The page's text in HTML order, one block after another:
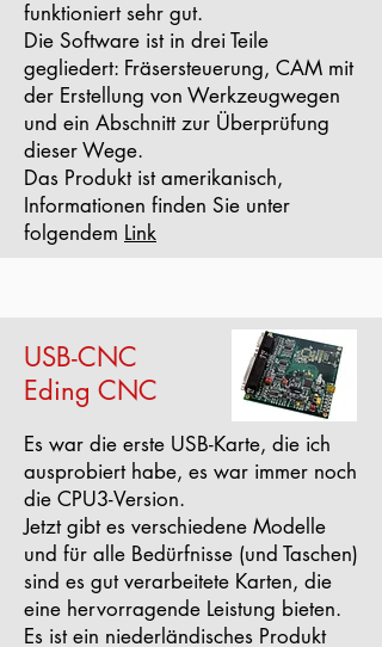
funktioniert sehr gut.
Die Software ist in drei Teile
gegliedert: Fräsersteuerung, CAM mit
der Erstellung von Werkzeugwegen
und ein Abschnitt zur Überprüfung
dieser Wege.
Das Produkt ist amerikanisch,
Informationen finden Sie unter
folgendem Link
USB-CNC
Eding CNC
Es war die erste USB-Karte, die ich
ausprobiert habe, es war immer noch
die CPU3-Version.
Jetzt gibt es verschiedene Modelle
und für alle Bedürfnisse (und Taschen)
sind es gut verarbeitete Karten, die
eine hervorragende Leistung bieten.
Es ist ein niederländisches Produkt